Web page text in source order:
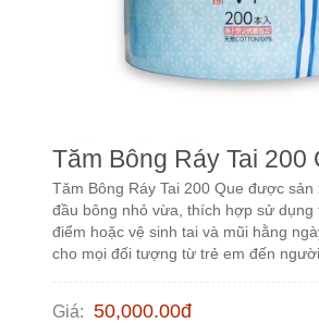
Tăm Bông Ráy Tai 200
Tăm Bông Ráy Tai 200 Que được sản
đầu bông nhỏ vừa, thích hợp sử dụng
điểm hoặc vệ sinh tai và mũi hằng
cho mọi đối tượng từ trẻ em đến người
Giá: 50,000.00đ